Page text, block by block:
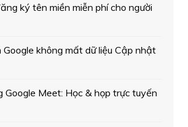
ký tên miền miễn phí cho người
không mất dữ liệu Cập nhật
Google Meet: Học & họp trực tuyến